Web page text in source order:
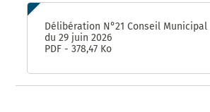
Ressources de Juillet 2026
Délibération N°21 Conseil Municipal
du 29 juin 2026
PDF - 378,47 Ko